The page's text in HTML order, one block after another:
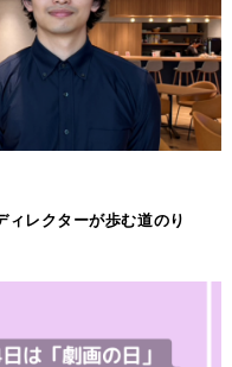
ィレクターが歩む道のり